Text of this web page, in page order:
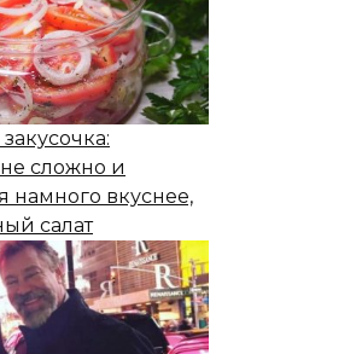
не сложно и
намного вкуснее,
салат